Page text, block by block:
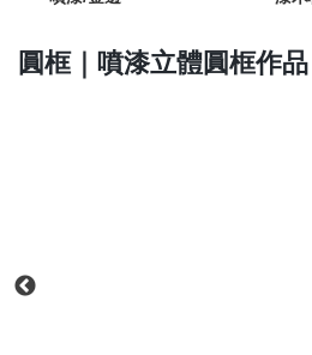
圓框｜噴漆立體圓框作品